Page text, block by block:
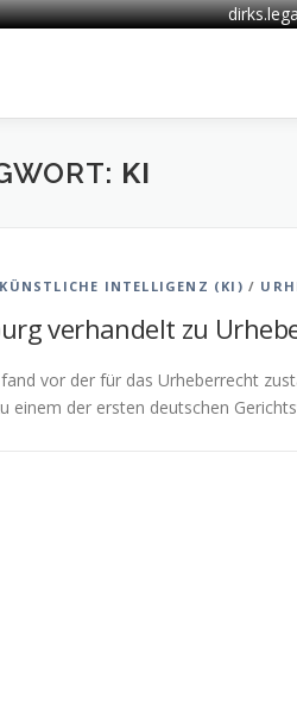
KI
KÜNSTLICHE INTELLIGENZ (KI) /
verhandelt zu
vor der für das Urheberrecht
einem der ersten deutschen